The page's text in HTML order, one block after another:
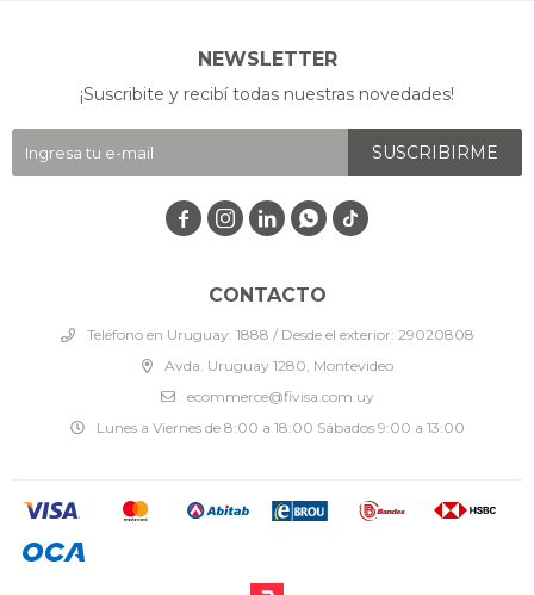
CONTACTO
Teléfono en Uruguay: 1888 / Desde el exterior: 29020808
Avda. Uruguay 1280, Montevideo
ecommerce@fivisa.com.uy
Lunes a Viernes de 8:00 a 18:00 Sábados 9:00 a 13:00
NEWSLETTER
¡Suscribite y recibí todas nuestras novedades!
SUSCRIBIRME
   